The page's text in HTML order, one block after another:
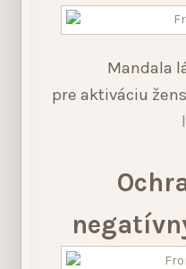
Mandala
pre aktiváciu